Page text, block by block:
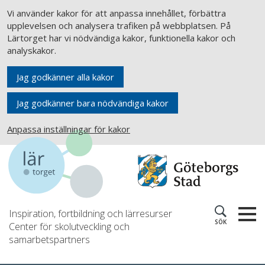
Vi använder kakor för att anpassa innehållet, förbättra
upplevelsen och analysera trafiken på webbplatsen. På
Lärtorget har vi nödvändiga kakor, funktionella kakor och
analyskakor.
Jag godkänner alla kakor
Jag godkänner bara nödvändiga kakor
Anpassa inställningar för kakor
Inspiration, fortbildning och lärresurser
Center för skolutveckling och
samarbetspartners
SÖK